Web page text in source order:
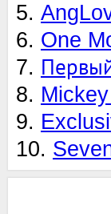
5.
6. One
7.
8.
9.
10.